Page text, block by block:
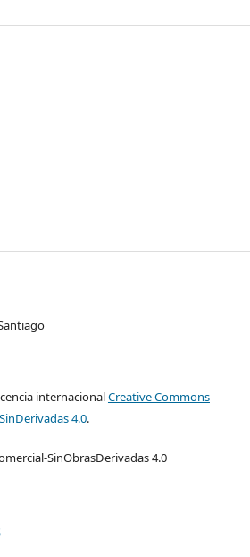
internacionalCreative Commons
4.0.
SinObrasDerivadas 4.0